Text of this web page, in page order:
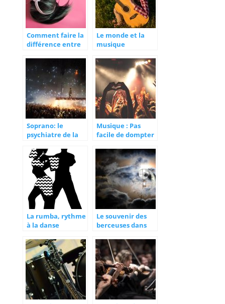
Comment faire la
différence entre
musique élitiste ?
Le monde et la
musique
Soprano: le
psychiatre de la
Musique : Pas
facile de dompter
La rumba, rythme
à la danse
Le souvenir des
berceuses dans